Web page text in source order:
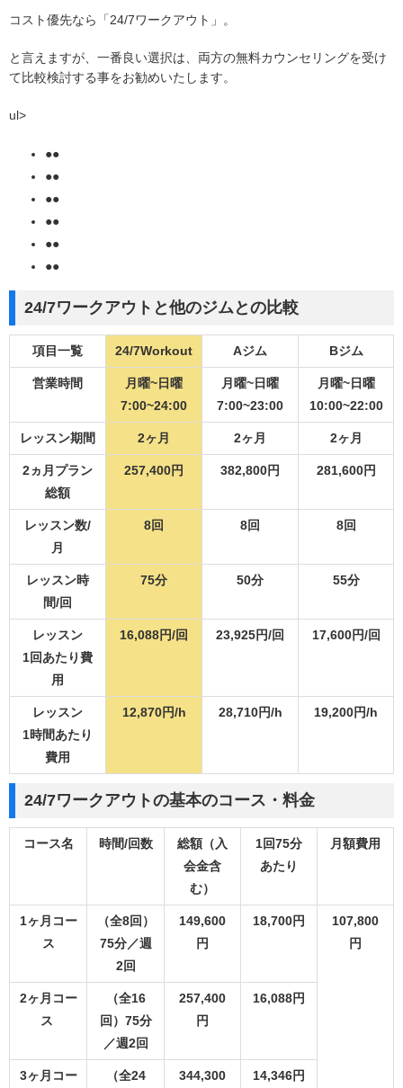
コスト優先なら「24/7ワークアウト」。
と言えますが、一番良い選択は、両方の無料カウンセリングを受け
て比較検討する事をお勧めいたします。
ul>
●●
●●
●●
●●
●●
●●
24/7ワークアウトと他のジムとの比較
項目一覧 24/7Workout Aジム Bジム
営業時間
月曜~日曜
7:00~24:00
月曜~日曜
7:00~23:00
月曜~日曜
10:00~22:00
レッスン期間 2ヶ月 2ヶ月 2ヶ月
2ヵ月プラン
総額
257,400円 382,800円 281,600円
レッスン数/
月
8回 8回 8回
レッスン時
間/回
75分 50分 55分
レッスン
1回あたり費
用
16,088円/回 23,925円/回 17,600円/回
レッスン
1時間あたり
費用
12,870円/h 28,710円/h 19,200円/h
24/7ワークアウトの基本のコース・料金
コース名 時間/回数
総額（入
会金含
む）
1回75分
あたり
月額費用
1ヶ月コー
ス
（全8回）
75分／週
2回
149,600
円
18,700円
107,800
円
2ヶ月コー
ス
（全16
回）75分
／週2回
257,400
円
16,088円
3ヶ月コー
（全24
344,300
14,346円